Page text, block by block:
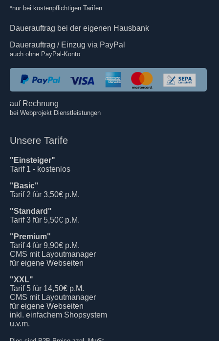
*nur bei kostenpflichtigen Tarifen
Dauerauftrag bei der eigenen Hausbank
Dauerauftrag / Einzug via PayPal
auch ohne PayPal-Konto
auf Rechnung
bei Webprojekt Dienstleistungen
Unsere Tarife
"Einsteiger"
Tarif 1 - kostenlos
"Basic"
Tarif 2 für 3,50€ p.M.
"Standard"
Tarif 3 für 5,50€ p.M.
"Premium"
Tarif 4 für 9,90€ p.M.
CMS mit Layoutmanager
für eigene Webseiten
"XXL"
Tarif 5 für 14,50€ p.M.
CMS mit Layoutmanager
für eigene Webseiten
inkl. einfachem Shopsystem
u.v.m.